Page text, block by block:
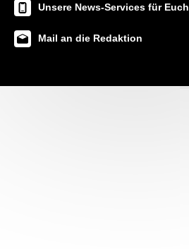
Unsere News-Services für Euch
Mail an die Redaktion